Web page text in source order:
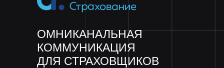
ОМНИКАНАЛЬНАЯ
КОММУНИКАЦИЯ
ДЛЯ СТРАХОВЩИКОВ